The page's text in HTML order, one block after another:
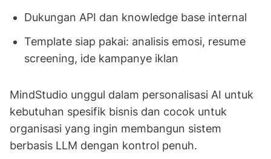
Dukungan API dan knowledge base internal
Template siap pakai: analisis emosi, resume
screening, ide kampanye iklan
MindStudio unggul dalam personalisasi AI untuk
kebutuhan spesifik bisnis dan cocok untuk
organisasi yang ingin membangun sistem
berbasis LLM dengan kontrol penuh.